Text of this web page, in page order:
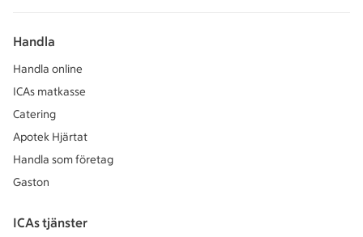
Handla
Handla online
ICAs matkasse
Catering
Apotek Hjärtat
Handla som företag
Gaston
ICAs tjänster